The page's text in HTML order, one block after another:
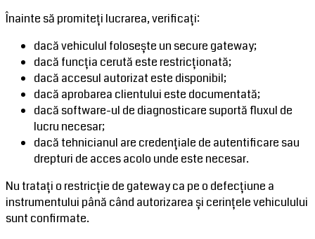
Înainte să promiteți lucrarea, verificați:
dacă vehiculul folosește un secure gateway;
dacă funcția cerută este restricționată;
dacă accesul autorizat este disponibil;
dacă aprobarea clientului este documentată;
dacă software-ul de diagnosticare suportă fluxul de
lucru necesar;
dacă tehnicianul are credențiale de autentificare sau
drepturi de acces acolo unde este necesar.
Nu tratați o restricție de gateway ca pe o defecțiune a
instrumentului până când autorizarea și cerințele vehiculului
sunt confirmate.